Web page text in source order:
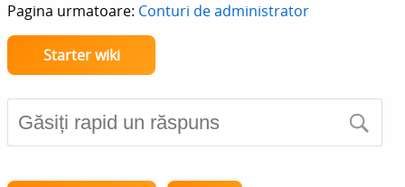
Pagina urmatoare: Conturi de administrator
Starter wiki